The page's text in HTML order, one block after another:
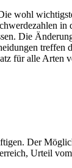
wohl
Die
für alle
Der
Urteil